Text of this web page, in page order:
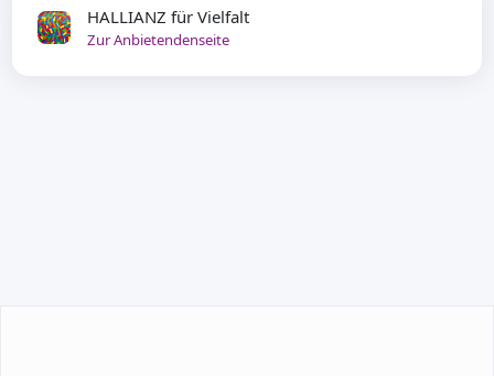
HALLIANZ für Vielfalt
Zur Anbietendenseite